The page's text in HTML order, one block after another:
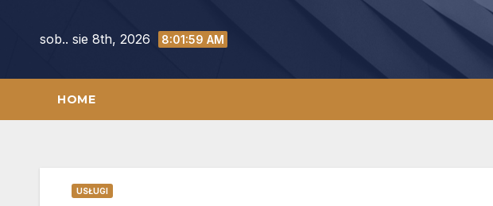
sob.. sie 8th, 2026 8:02:00 AM
HOME
USŁUGI